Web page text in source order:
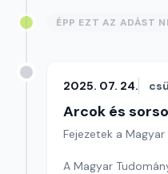
ÉPP EZT AZ ADÁST
2025. 07. 24.
Arcok és
Fejezetek a
A Magyar